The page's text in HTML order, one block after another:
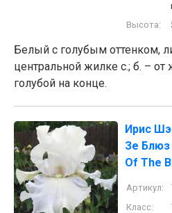
Высота:
Белый с голубым оттенком,
центральной жилке с.; б. –
голубой на конце.
Ирис
Зе Блюз
Of The
Артикул:
Класс: